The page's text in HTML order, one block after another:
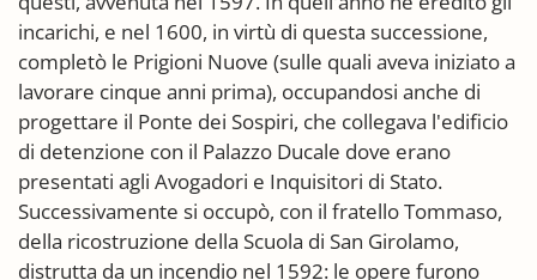
incarichi, e nel 1600, in virtù di questa successione,
completò le Prigioni Nuove (sulle quali aveva iniziato a
lavorare cinque anni prima), occupandosi anche di
progettare il Ponte dei Sospiri, che collegava l'edificio
di detenzione con il Palazzo Ducale dove erano
presentati agli Avogadori e Inquisitori di Stato.
Successivamente si occupò, con il fratello Tommaso,
della ricostruzione della Scuola di San Girolamo,
distrutta da un incendio nel 1592: le opere furono